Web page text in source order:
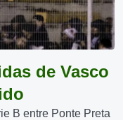
de Vasco
B entre Ponte Preta